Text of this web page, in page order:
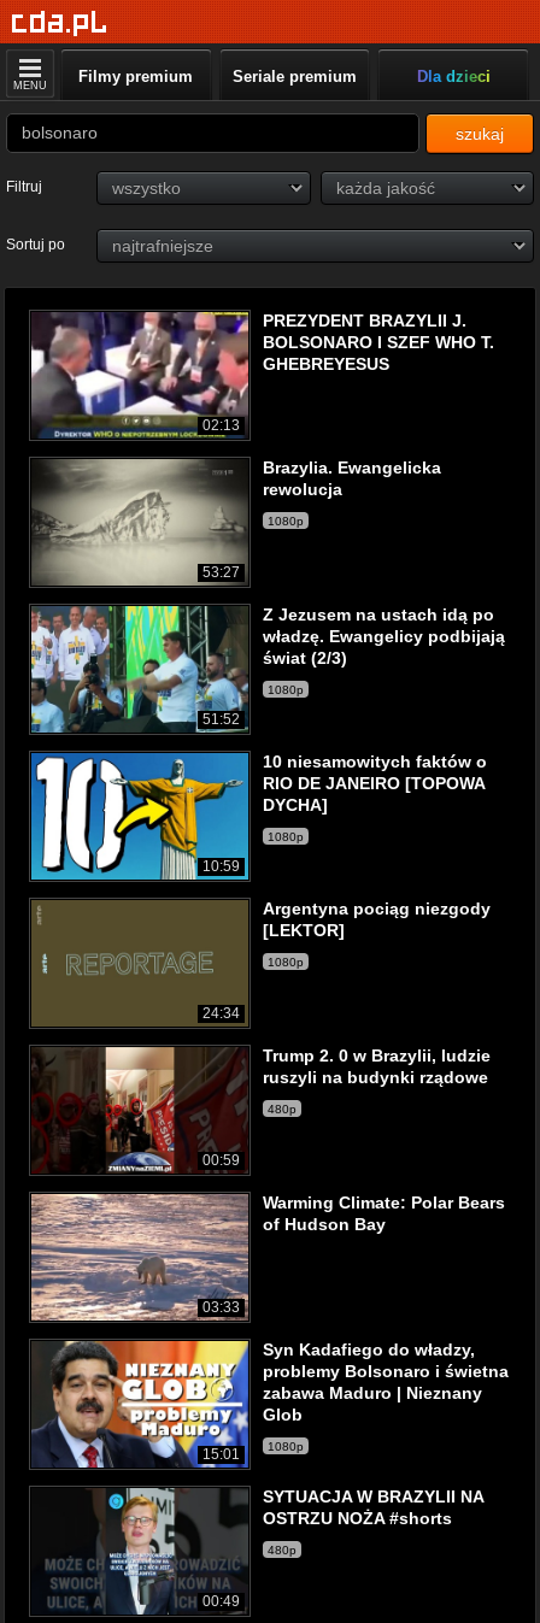
MENU Filmy premium Seriale premium Dla dzieci
szukaj
Filtruj
Sortuj po
02:13
PREZYDENT BRAZYLII J.
BOLSONARO I SZEF WHO T.
GHEBREYESUS
53:27
Brazylia. Ewangelicka
rewolucja
1080p
51:52
Z Jezusem na ustach idą po
władzę. Ewangelicy podbijają
świat (2/3)
1080p
10:59
10 niesamowitych faktów o
RIO DE JANEIRO [TOPOWA
DYCHA]
1080p
24:34
Argentyna pociąg niezgody
[LEKTOR]
1080p
00:59
Trump 2. 0 w Brazylii, ludzie
ruszyli na budynki rządowe
480p
03:33
Warming Climate: Polar Bears
of Hudson Bay
15:01
Syn Kadafiego do władzy,
problemy Bolsonaro i świetna
zabawa Maduro | Nieznany
Glob
1080p
00:49
SYTUACJA W BRAZYLII NA
OSTRZU NOŻA #shorts
480p